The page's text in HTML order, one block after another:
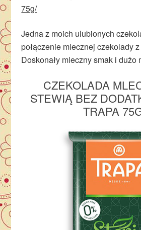
75g/
Jedna z moich ulubionych
połączenie mlecznej czekolady z
Doskonały mleczny smak i dużo
CZEKOLADA
STEWIĄ BEZ
TRAPA